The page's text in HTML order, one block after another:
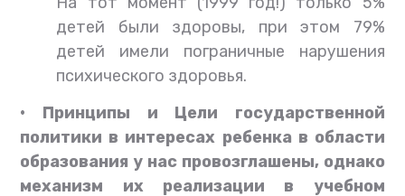
детей были здоровы, при этом 79%
детей имели пограничные нарушения
психического здоровья.
• Принципы и Цели государственной
политики в интересах ребенка в области
образования у нас провозглашены, однако
механизм их реализации в учебном